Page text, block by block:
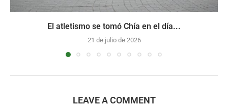
El atletismo se tomó Chía en el día...
21 de julio de 2026
LEAVE A COMMENT